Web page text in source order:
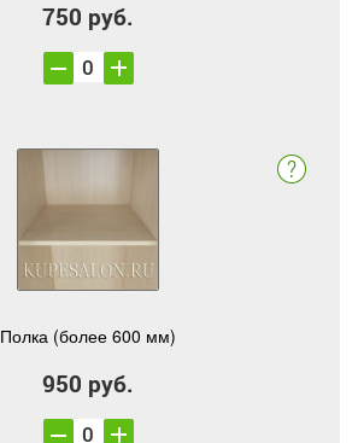
750 руб.
Полка (более 600 мм)
950 руб.